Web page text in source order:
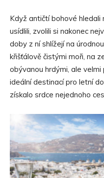
Když antičtí bohové
usídlili, zvolili si nakonec
doby z ní shlížejí na
křišťálově čistými moři, na
obývanou hrdými, ale velmi
ideální destinací pro letní
získalo srdce nejednoho